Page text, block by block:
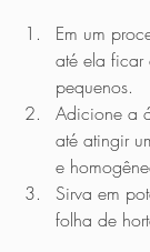
Em um
até ela ficar
pequenos.
Adicione a
até atingir
e
Sirva em
folha de